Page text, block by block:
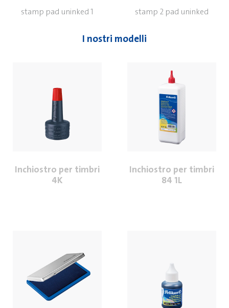
stamp pad uninked 1 stamp 2 pad uninked
I nostri modelli
Inchiostro per timbri
4K
Inchiostro per timbri
84 1L